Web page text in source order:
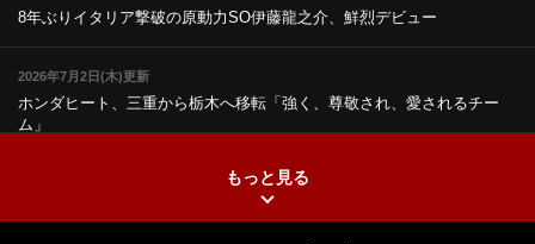
8年ぶりイタリア撃破の原動力SO伊藤龍之介、鮮烈デビュー
2026年7月2日(木)更新
ホンダヒート、三重から栃木へ移転「強く、尊敬され、愛されるチー
ム」
もっと見る